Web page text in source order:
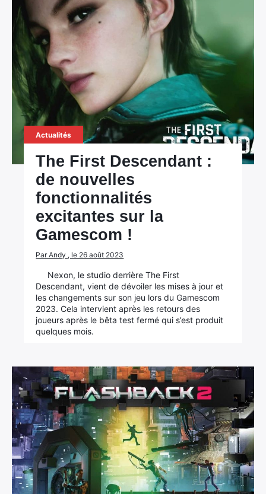
Actualités
The First Descendant :
de nouvelles
fonctionnalités
excitantes sur la
Gamescom !
Par Andy , le 26 août 2023
Nexon, le studio derrière The First
Descendant, vient de dévoiler les mises à jour et
les changements sur son jeu lors du Gamescom
2023. Cela intervient après les retours des
joueurs après le bêta test fermé qui s’est produit
quelques mois.